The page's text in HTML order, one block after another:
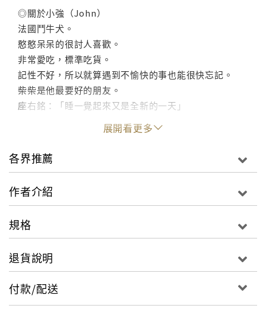
◎關於小強（John）
法國鬥牛犬。
憨憨呆呆的很討人喜歡。
非常愛吃，標準吃貨。
記性不好，所以就算遇到不愉快的事也能很快忘記。
柴柴是他最要好的朋友。
座右銘：「睡一覺起來又是全新的一天」
◎關於柴柴（Shiba）
柴犬。
活潑好動，有時像個小男孩。
跟小強是麻吉，時常捉弄小強。
柴犬。
柴柴的女朋友，有一顆純真的少女心。
熱心助人，喜歡可愛的東西。
喜歡小動物，所以領養了浪貓－－喵喵。
展開看更多
各界推薦
作者介紹
規格
退貨說明
付款/配送